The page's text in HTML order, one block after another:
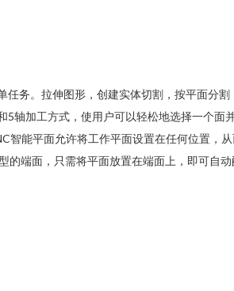
务。拉伸图形，创建实体切割，按平面分割
5轴加工方式，使用户可以轻松地选择一个面
智能平面允许将工作平面设置在任何位置，
的端面，只需将平面放置在端面上，即可自